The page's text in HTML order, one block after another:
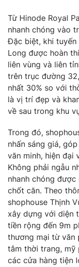
Từ Hinode Royal
nhanh chóng vào
Đặc biệt, khi
Long được hoàn
liên vùng và liên
trên trục đường
nhất 30% so với
là vị trí đẹp và
về sau trong khu
Trong đó,
nhấn sáng giá,
văn minh, hiện đại
Không phải ngẫu
nhanh chóng
chốt căn. Theo
shophouse Thịnh
xây dựng với diện
tiền rộng đến 9m
thương mại từ văn
tâm thời trang, mỹ
các cửa hàng tiện